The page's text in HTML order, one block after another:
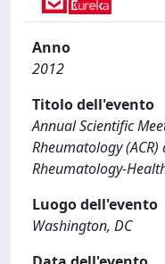
Anno
2012
Titolo dell'evento
Annual Scientific
Rheumatology
Rheumatology-
Luogo dell'evento
Washington, DC